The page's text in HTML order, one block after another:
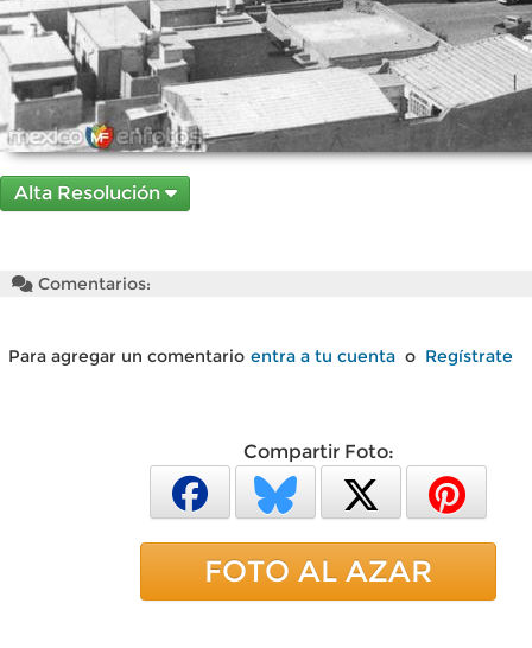
Alta Resolución
Comentarios:
Para agregar un comentario entra a tu cuenta o Regístrate
Compartir Foto:
FOTO AL AZAR